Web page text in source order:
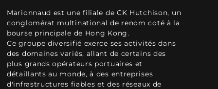
Marionnaud est une filiale de CK Hutchison, un
conglomérat multinational de renom coté à la
bourse principale de Hong Kong.
Ce groupe diversifié exerce ses activités dans
des domaines variés, allant de certains des
plus grands opérateurs portuaires et
détaillants au monde, à des entreprises
d'infrastructures fiables et des réseaux de